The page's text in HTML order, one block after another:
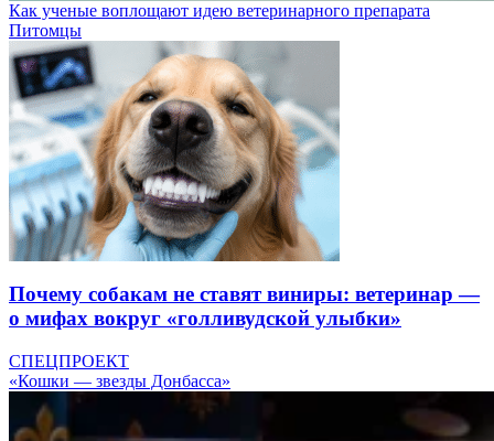
Как ученые воплощают идею ветеринарного препарата
Питомцы
Почему собакам не ставят виниры: ветеринар —
о мифах вокруг «голливудской улыбки»
СПЕЦПРОЕКТ
«Кошки — звезды Донбасса»